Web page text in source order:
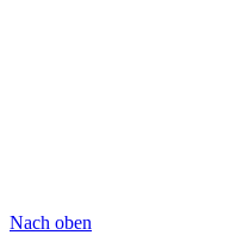
Nach oben